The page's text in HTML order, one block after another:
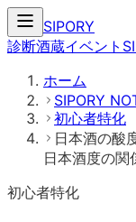
SIPORY
診断酒蔵イベント
ホーム
SIPORY
初心者特化
日本酒の酸
日本酒度の関
初心者特化